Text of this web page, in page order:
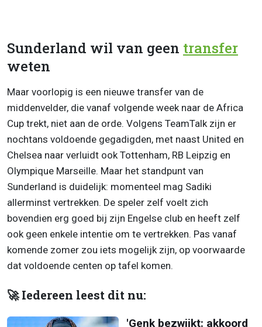
Sunderland wil van geen transfer
weten
Maar voorlopig is een nieuwe transfer van de
middenvelder, die vanaf volgende week naar de Africa
Cup trekt, niet aan de orde. Volgens TeamTalk zijn er
nochtans voldoende gegadigden, met naast United en
Chelsea naar verluidt ook Tottenham, RB Leipzig en
Olympique Marseille. Maar het standpunt van
Sunderland is duidelijk: momenteel mag Sadiki
allerminst vertrekken. De speler zelf voelt zich
bovendien erg goed bij zijn Engelse club en heeft zelf
ook geen enkele intentie om te vertrekken. Pas vanaf
komende zomer zou iets mogelijk zijn, op voorwaarde
dat voldoende centen op tafel komen.
🚀 Iedereen leest dit nu:
'Genk bezwijkt: akkoord